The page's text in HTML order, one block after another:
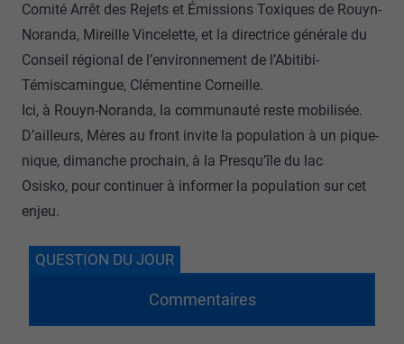
Comité Arrêt des Rejets et Émissions Toxiques de Rouyn-
Noranda, Mireille Vincelette, et la directrice générale du
Conseil régional de l’environnement de l’Abitibi-
Témiscamingue, Clémentine Corneille.
Ici, à Rouyn-Noranda, la communauté reste mobilisée.
D’ailleurs, Mères au front invite la population à un pique-
nique, dimanche prochain, à la Presqu’île du lac
Osisko, pour continuer à informer la population sur cet
enjeu.
QUESTION DU JOUR
Commentaires